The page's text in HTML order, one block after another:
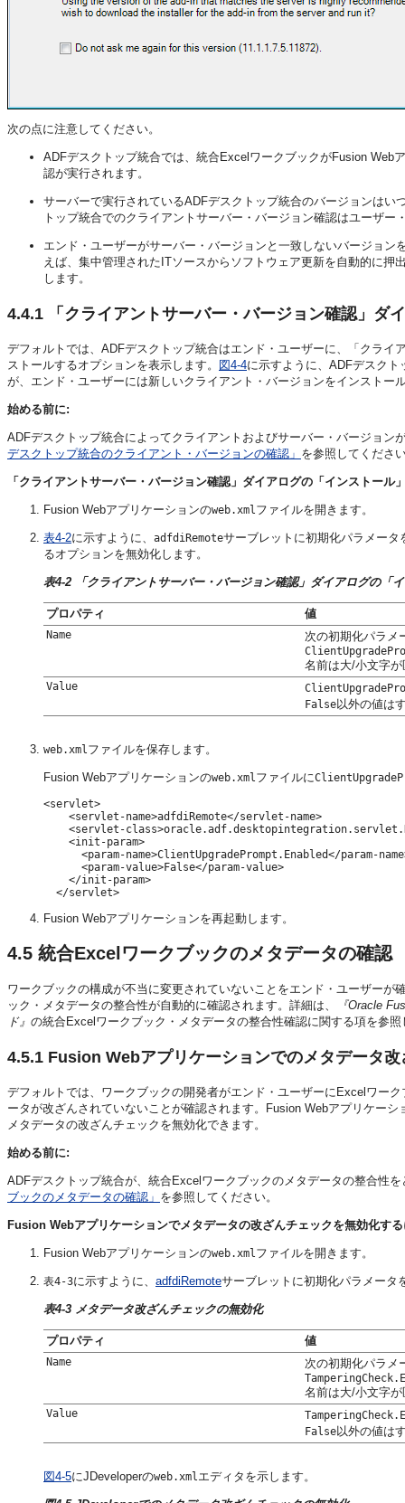
次の点に注意してください。
ADFデスクトップ統合では、統合ExcelワークブックがFusion Web
認が実行されます。
サーバーで実行されているADFデスクトップ統合のバージョンは
トップ統合でのクライアントサーバー・バージョン確認はユーザ
エンド・ユーザーがサーバー・バージョンと一致しないバージョ
えば、集中管理されたITソースからソフトウェア更新を自動的に
します。
4.4.1 「クライアントサーバー・バージョン確認」ダ
デフォルトでは、ADFデスクトップ統合はエンド・ユーザーに、「クラ
ストールするオプションを表示します。
図4-4に示すように、ADFデスク
が、エンド・ユーザーには新しいクライアント・バージョンをインストー
始める前に:
ADFデスクトップ統合によってクライアントおよびサーバー・バージョ
デスクトップ統合のクライアント・バージョンの確認」 を参照してくださ
「クライアントサーバー・バージョン確認」ダイアログの「インストー
Fusion Webアプリケーションのweb.xmlファイルを開きます。
表4-2に示すように、 adfdiRemoteサーブレットに初期化パラメー
るオプションを無効化します。
表4-2 「クライアントサーバー・バージョン確認」ダイアログの「
プロパティ 値
Name 次の初期化パラメ
名前は大/小文字
Value
False以外の値は
web.xmlファイルを保存します。
Fusion Webアプリケーションのweb.xmlファイルに
<servlet>
    <servlet-name>adfdiRemote</servlet-name>
<servlet-
    <init-param>
<param-name>ClientUpgradePrompt.Enabled</param-
      <param-value>False</param-value>
    </init-param>
Fusion Webアプリケーションを再起動します。
4.5 統合Excelワークブックのメタデータの確認
ワークブックの構成が不当に変更されていないことをエンド・ユーザーが
ック・メタデータの整合性が自動的に確認されます。詳細は、
『Oracle
ド』 の統合Excelワークブック・メタデータの整合性確認に関する項を参
4.5.1 Fusion Webアプリケーションでのメタデータ
デフォルトでは、ワークブックの開発者がエンド・ユーザーにExcelワー
ータが改ざんされていないことが確認されます。Fusion Webアプリケー
メタデータの改ざんチェックを無効化できます。
始める前に:
ADFデスクトップ統合が、統合Excelワークブックのメタデータの整合性
ブックのメタデータの確認」 を参照してください。
Fusion Webアプリケーションでメタデータの改ざんチェックを無効化す
Fusion Webアプリケーションのweb.xmlファイルを開きます。
表4-3に示すように、 adfdiRemoteサーブレットに初期化パラメータ
表4-3 メタデータ改ざんチェックの無効化
プロパティ 値
Name 次の初期化パラメ
名前は大/小文字
Value
False以外の値は
図4-5にJDeveloperのweb.xmlエディタを示します。